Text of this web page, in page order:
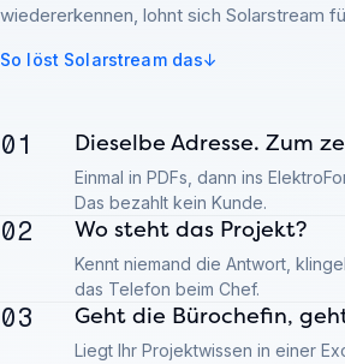
wiedererkennen, lohnt sich Solarstream
So löst Solarstream das↓
01 Dieselbe Adresse. Zum
Einmal in PDFs, dann ins
Das bezahlt kein Kunde.
02 Wo steht das Projekt?
Kennt niemand die Antwort,
das Telefon beim Chef.
03 Geht die Bürochefin,
Liegt Ihr Projektwissen in einer